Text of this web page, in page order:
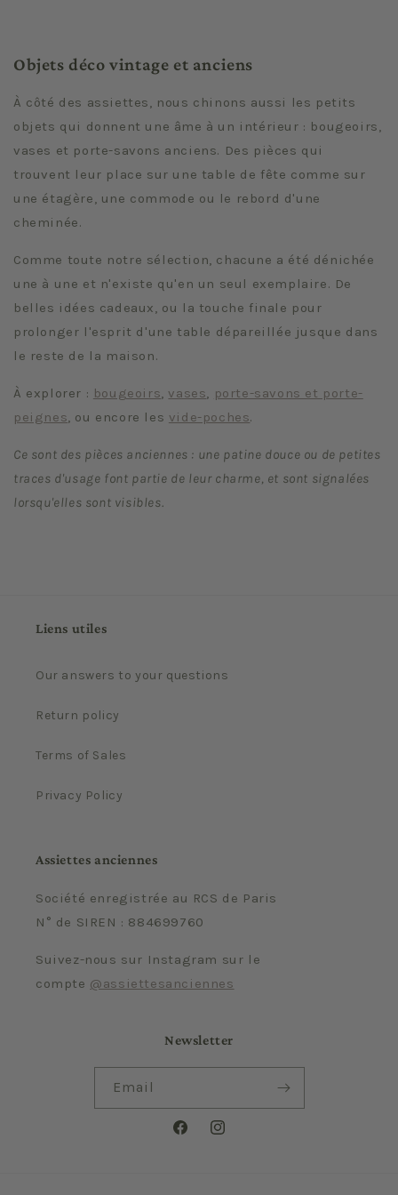
Objets déco vintage et anciens
À côté des assiettes, nous chinons aussi les petits
objets qui donnent une âme à un intérieur : bougeoirs,
vases et porte-savons anciens. Des pièces qui
trouvent leur place sur une table de fête comme sur
une étagère, une commode ou le rebord d'une
cheminée.
Comme toute notre sélection, chacune a été dénichée
une à une et n'existe qu'en un seul exemplaire. De
belles idées cadeaux, ou la touche finale pour
prolonger l'esprit d'une table dépareillée jusque dans
le reste de la maison.
À explorer : bougeoirs ,vases
porte-savons et porte-
peignes , ou encore les vide-poches.
Ce sont des pièces anciennes : une patine douce ou de petites
traces d'usage font partie de leur charme, et sont signalées
lorsqu'elles sont visibles.
Liens utiles
Our answers to your questions
Return policy
Terms of Sales
Privacy Policy
Assiettes anciennes
Société enregistrée au RCS de Paris
N° de SIREN : 884699760
Suivez-nous sur Instagram sur le
compte @assiettesanciennes
Newsletter
Email
FacebookInstagram